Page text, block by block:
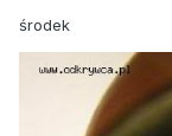
środek